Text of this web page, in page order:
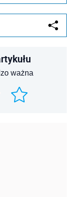
ważna